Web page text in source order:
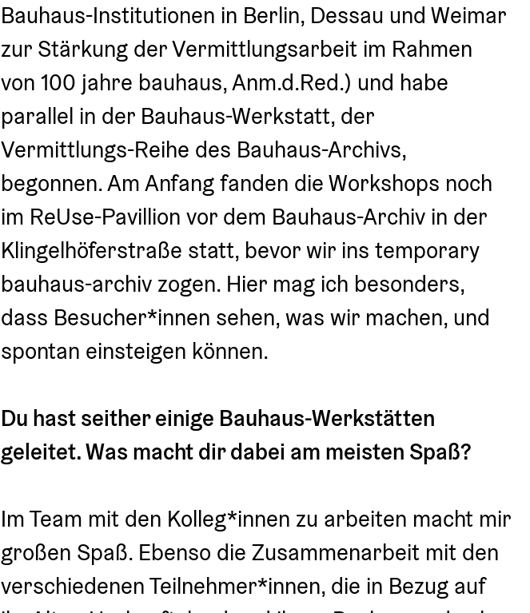
Bauhaus-Institutionen in Berlin, Dessau und Weimar
zur Stärkung der Vermittlungsarbeit im Rahmen
von 100 jahre bauhaus, Anm.d.Red.) und habe
parallel in der Bauhaus-Werkstatt, der
Vermittlungs-Reihe des Bauhaus-Archivs,
begonnen. Am Anfang fanden die Workshops noch
im ReUse-Pavillion vor dem Bauhaus-Archiv in der
Klingelhöferstraße statt, bevor wir ins temporary
bauhaus-archiv zogen. Hier mag ich besonders,
dass Besucher*innen sehen, was wir machen, und
spontan einsteigen können.
Du hast seither einige Bauhaus-Werkstätten
geleitet. Was macht dir dabei am meisten Spaß?
Im Team mit den Kolleg*innen zu arbeiten macht mir
großen Spaß. Ebenso die Zusammenarbeit mit den
verschiedenen Teilnehmer*innen, die in Bezug auf